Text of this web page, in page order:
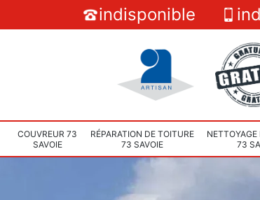
indisponible
COUVREUR 73
SAVOIE
RÉPARATION DE TOITURE
73 SAVOIE
73